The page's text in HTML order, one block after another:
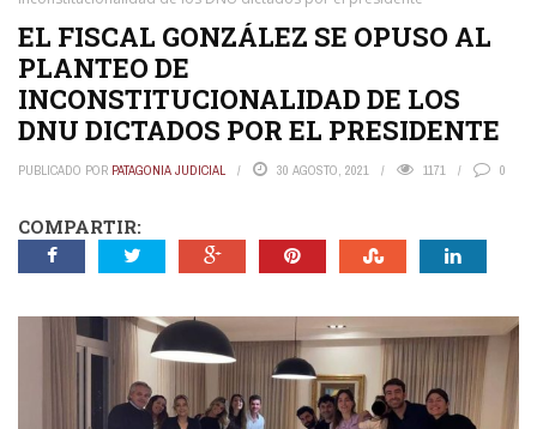
EL FISCAL GONZÁLEZ SE OPUSO AL
PLANTEO DE
INCONSTITUCIONALIDAD DE LOS
DNU DICTADOS POR EL PRESIDENTE
PUBLICADO POR PATAGONIA JUDICIAL 30 AGOSTO, 2021 1171 0
COMPARTIR: